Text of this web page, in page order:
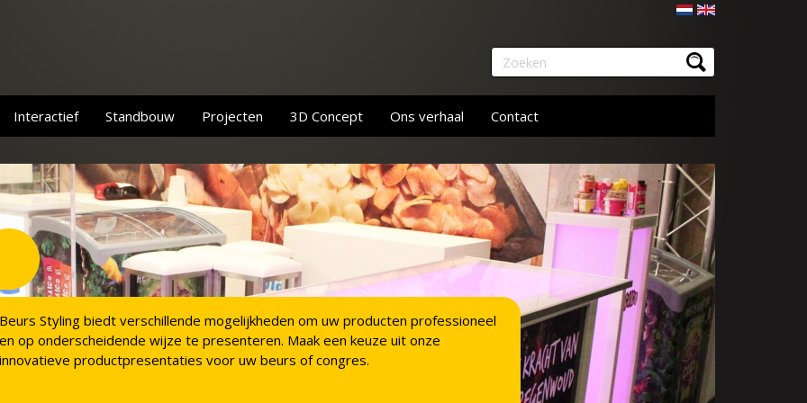
Zoeken
Interactief Standbouw Projecten 3D Concept Ons verhaal Contact
Beurs Styling biedt verschillende mogelijkheden om uw producten professioneel
en op onderscheidende wijze te presenteren. Maak een keuze uit onze
innovatieve productpresentaties voor uw beurs of congres.